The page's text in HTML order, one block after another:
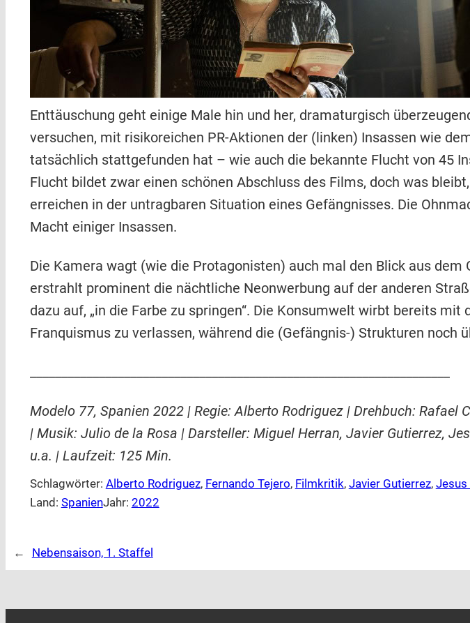
Enttäuschung geht einige Male hin und her, dramaturgisch
versuchen, mit risikoreichen PR-Aktionen der (linken) Insassen wie
tatsächlich stattgefunden hat – wie auch die bekannte Flucht von 45
Flucht bildet zwar einen schönen Abschluss des Films, doch was
erreichen in der untragbaren Situation eines Gefängnisses. Die
Macht einiger Insassen.
Die Kamera wagt (wie die Protagonisten) auch mal den Blick aus
erstrahlt prominent die nächtliche Neonwerbung auf der anderen
dazu auf, „in die Farbe zu springen“. Die Konsumwelt wirbt bereits
Franquismus zu verlassen, während die (Gefängnis-) Strukturen noch
Modelo 77, Spanien 2022 | Regie: Alberto Rodriguez | Drehbuch: Rafael
| Musik: Julio de la Rosa | Darsteller: Miguel Herran, Javier Gutierrez,
u.a. | Laufzeit: 125 Min.
Schlagwörter: Alberto Rodriguez, Fernando Tejero, Filmkritik, Javier Gutierrez, Jesus
Land: SpanienJahr: 2022
← Nebensaison, 1. Staffel